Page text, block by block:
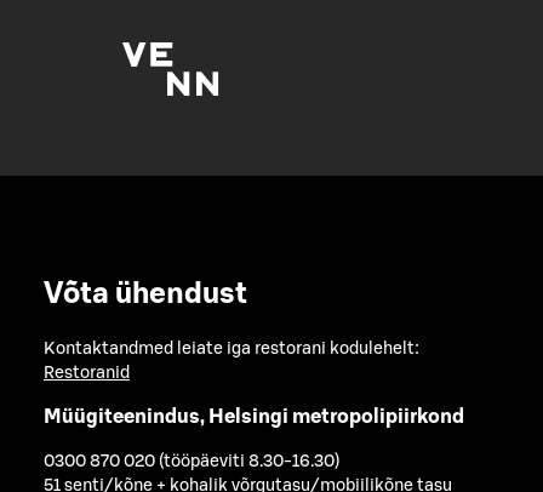
Võta ühendust
Kontaktandmed leiate iga restorani kodulehelt:
Restoranid
Müügiteenindus, Helsingi metropolipiirkond
0300 870 020 (tööpäeviti 8.30-16.30)
51 senti/kõne + kohalik võrgutasu/mobiilikõne tasu